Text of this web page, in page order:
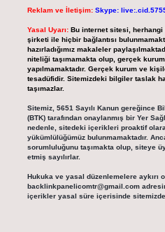
Reklam ve İletişim: Skype:
Yasal Uyarı: Bu internet sitesi,
şirketi ile hiçbir bağlantısı
hazırladığımız makaleler
niteliği taşımamakta olup, gerçek
yapılmamaktadır. Gerçek kurum ve
tesadüfidir. Sitemizdeki bilgiler taslak
taşımazlar.
Sitemiz, 5651 Sayılı Kanun gereğince
(BTK) tarafından onaylanmış bir Yer
nedenle, sitedeki içerikleri proaktif
yükümlülüğümüz bulunmamaktadır.
sorumluluğunu taşımakta olup, siteye
etmiş sayılırlar.
Hukuka ve yasal düzenlemelere aykırı
backlinkpanelicomtr@gmail.com
içerikler yasal süre içerisinde